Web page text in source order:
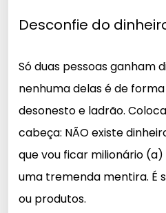
Desconfie do
Só duas pessoas ganham
nenhuma delas é de
desonesto e ladrão.
cabeça: NÃO existe
que vou ficar milionário
uma tremenda mentira. É
ou produtos.